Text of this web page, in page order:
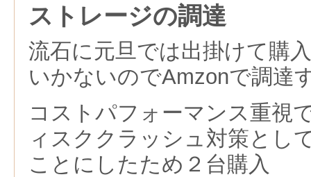
ストレージの調達
流石に元旦では出掛けて購
いかないのでAmzonで調達
コストパフォーマンス重視
ィスククラッシュ対策とし
ことにしたため２台購入